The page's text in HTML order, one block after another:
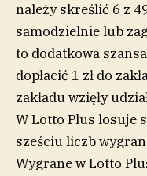
należy skreślić 6 z
samodzielnie lub
to dodatkowa
dopłacić 1 zł do
zakładu wzięły
W Lotto Plus losuje
sześciu liczb
Wygrane w Lotto